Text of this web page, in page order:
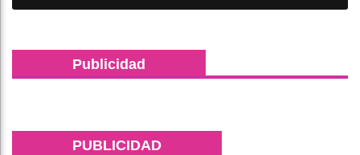
Publicidad
PUBLICIDAD